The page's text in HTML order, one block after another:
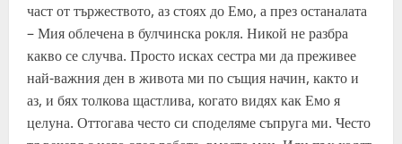
част от тържеството, аз стоях до Емо, а през останалата
– Мия облечена в булчинска рокля. Никой не разбра
какво се случва. Просто исках сестра ми да преживее
най-важния ден в живота ми по същия начин, както и
аз, и бях толкова щастлива, когато видях как Емо я
целуна. Оттогава често си споделяме съпруга ми. Често